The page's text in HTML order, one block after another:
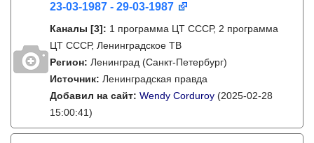
23-03-1987 - 29-03-1987
Каналы [3]: 1 программа ЦТ СССР, 2 программа
ЦТ СССР, Ленинградское ТВ
Регион: Ленинград (Санкт-Петербург)
Источник: Ленинградская правда
Добавил на сайт: Wendy Corduroy (2025-02-28
15:00:41)